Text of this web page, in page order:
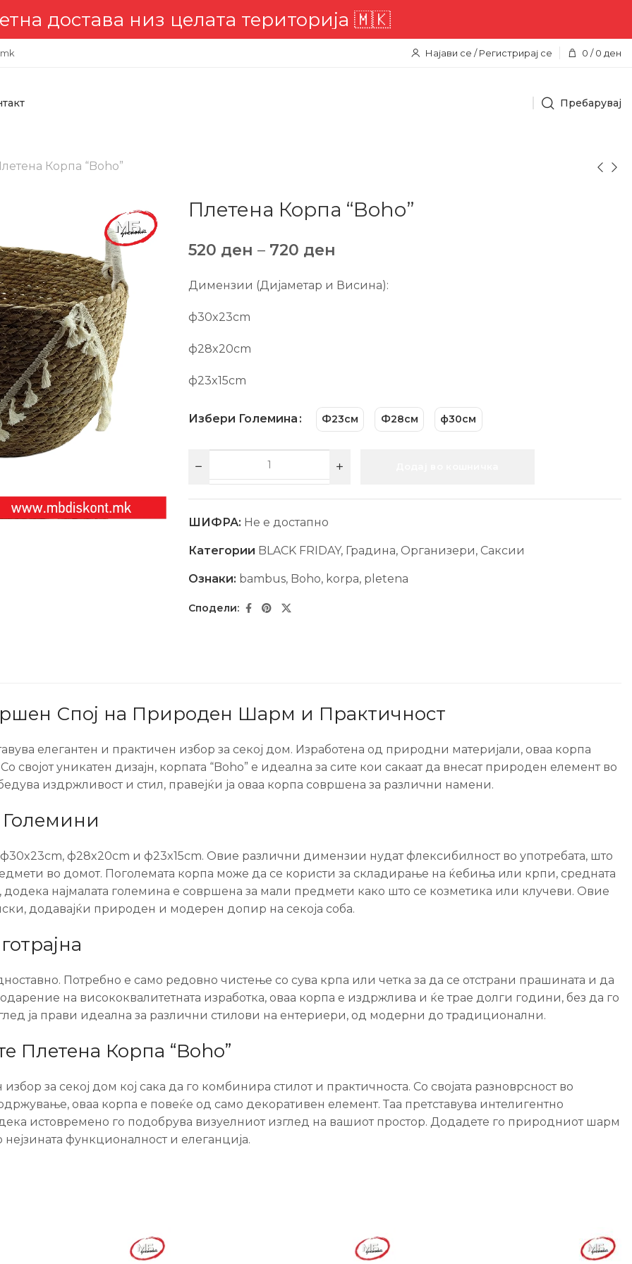
низ целата територија 🇲🇰
Најави се / Регистрирај се 0 / 0 ден
Пребарувај
Корпа “Boho”
Плетена Корпа “Boho”
520 ден – 720 ден
Димензии (Дијаметар и Висина):
ф30x23cm
ф28x20cm
ф23x15cm
Избери Големина Ф23см Ф28см ф30см
ШИФРА: Не е достапно
Категории BLACK FRIDAY, Градина, Организери, Саксии
Ознаки: bambus, Boho, korpa, pletena
Спој на Природен Шарм и Практичност
елегантен и практичен избор за секој дом. Изработена од природни материјали, оваа корпа
својот уникатен дизајн, корпата “Boho” е идеална за сите кои сакаат да внесат природен елемент во
издржливост и стил, правејќи ја оваа корпа совршена за различни намени.
ф28x20cm и ф23x15cm. Овие различни димензии нудат флексибилност во употребата, што
во домот. Поголемата корпа може да се користи за складирање на ќебиња или крпи, средната
најмалата големина е совршена за мали предмети како што се козметика или клучеви. Овие
додавајќи природен и модерен допир на секоја соба.
Потребно е само редовно чистење со сува крпа или четка за да се отстрани прашината и да
на висококвалитетната изработка, оваа корпа е издржлива и ќе трае долги години, без да го
ја прави идеална за различни стилови на ентериери, од модерни до традиционални.
Плетена Корпа “Boho”
за секој дом кој сака да го комбинира стилот и практичноста. Со својата разноврсност во
оваа корпа е повеќе од само декоративен елемент. Таа претставува интелигентно
истовремено го подобрува визуелниот изглед на вашиот простор. Додадете го природниот шарм
функционалност и елеганција.